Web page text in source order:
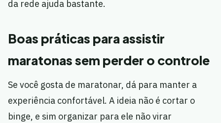
da rede ajuda bastante.
Boas práticas para assistir
maratonas sem perder o controle
Se você gosta de maratonar, dá para manter a
experiência confortável. A ideia não é cortar o
binge, e sim organizar para ele não virar